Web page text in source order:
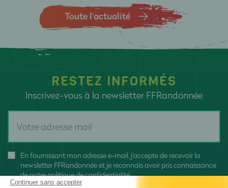
Toute l’actualité
RESTEZ INFORMÉS
Inscrivez-vous à la newsletter FFRandonnée
En fournissant mon adresse e-mail, j'accepte de recevoir la
newsletter FFRandonnée et je reconnais avoir pris connaissance
denotre politique de confidentialité
Continuer sans accepter